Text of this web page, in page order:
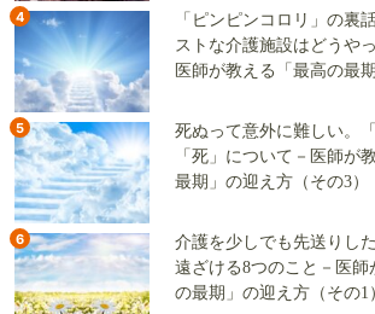
4
「ピンピンコロリ」の裏
ストな介護施設はどうや
医師が教える「最高の最
5
死ぬって意外に難しい。
「死」について－医師が
最期」の迎え方（その3）
6
介護を少しでも先送りし
遠ざける8つのこと－医師
の最期」の迎え方（その1